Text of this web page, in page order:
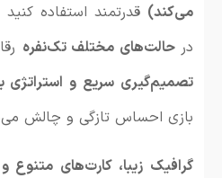
می‌کند) قدرتمند استفاده
درحالت‌های مختلف تک‌نفره
تصمیم‌گیری سریع و استراتژی
بازی احساس تازگی و چالش
گرافیک زیبا، کارت‌های